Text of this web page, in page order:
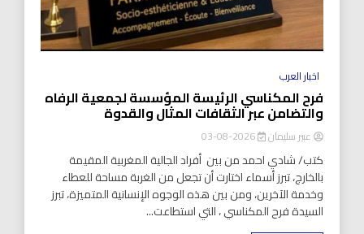
اخبار العرب
فرح المكناسي الرئيسة المؤسسة لجمعية الرفاه
والتضامن عبر الثقافات المثال والقدوة
عبير سليمان 2026-08-03
كتب/ شادي احمد من بين أفراد الجالية المغربية المقيمة
بالخارج، تبرز أسماء اختارت أن تجعل من الغربة مساحة للعطاء
وخدمة الآخرين، ومن بين هذه الوجوه الإنسانية المتميزة، تبرز
السيدة فرح المكناسي ، التي استطاعت...